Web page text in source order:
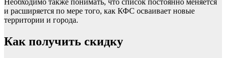
Необходимо также понимать, что список постоянно меняется
и расширяется по мере того, как КФС осваивает новые
территории и города.
Как получить скидку